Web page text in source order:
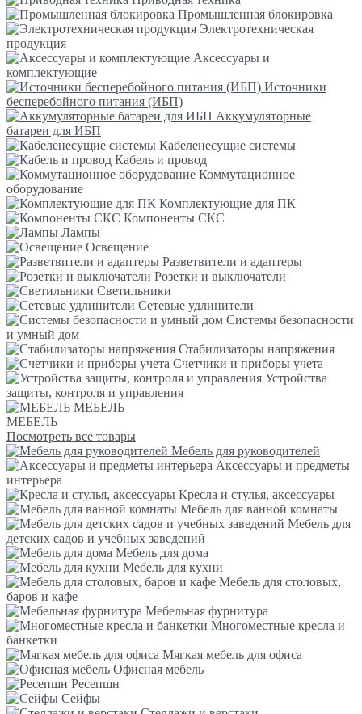
Промышленная блокировка
Электротехническая
продукция
Аксессуары и
комплектующие
Источники
бесперебойного питания (ИБП)
Аккумуляторные
батареи для ИБП
Кабеленесущие системы
Кабель и провод
Коммутационное
оборудование
Комплектующие для ПК
Компоненты СКС
Лампы
Освещение
Разветвители и адаптеры
Розетки и выключатели
Светильники
Сетевые удлинители
Системы безопасности
и умный дом
Стабилизаторы напряжения
Счетчики и приборы учета
Устройства
защиты, контроля и управления
МЕБЕЛЬ
МЕБЕЛЬ
Посмотреть все товары
Мебель для руководителей
Аксессуары и предметы
интерьера
Кресла и стулья, аксессуары
Мебель для ванной комнаты
Мебель для
детских садов и учебных заведений
Мебель для дома
Мебель для кухни
Мебель для столовых,
баров и кафе
Мебельная фурнитура
Многоместные кресла и
банкетки
Мягкая мебель для офиса
Офисная мебель
Ресепшн
Сейфы